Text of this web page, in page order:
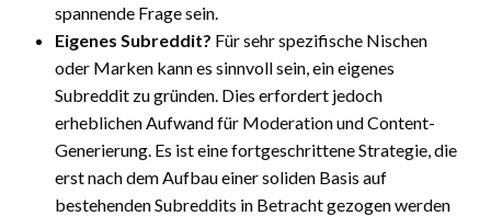
spannende Frage sein.
Eigenes Subreddit? Für sehr spezifische Nischen
oder Marken kann es sinnvoll sein, ein eigenes
Subreddit zu gründen. Dies erfordert jedoch
erheblichen Aufwand für Moderation und Content-
Generierung. Es ist eine fortgeschrittene Strategie, die
erst nach dem Aufbau einer soliden Basis auf
bestehenden Subreddits in Betracht gezogen werden